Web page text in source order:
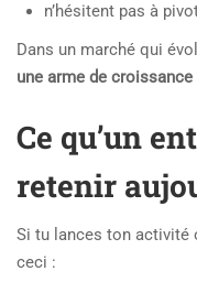
n’hésitent pas à
Dans un marché qui
une arme de
Ce qu’un
retenir
Si tu lances ton activité
ceci :